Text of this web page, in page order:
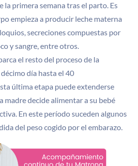
la primera semana tras el parto. Es
empieza a producir leche materna
secreciones compuestas por
y sangre, entre otros.
el resto del proceso de la
día hasta el 40
última etapa puede extenderse
madre decide alimentar a su bebé
En este período suceden algunos
del peso cogido por el embarazo.